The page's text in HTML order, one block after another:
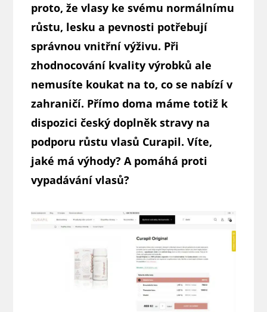
proto, že vlasy ke svému normálnímu
růstu, lesku a pevnosti potřebují
správnou vnitřní výživu. Při
zhodnocování kvality výrobků ale
nemusíte koukat na to, co se nabízí v
zahraničí. Přímo doma máme totiž k
dispozici český doplněk stravy na
podporu růstu vlasů Curapil. Víte,
jaké má výhody? A pomáhá proti
vypadávání vlasů?